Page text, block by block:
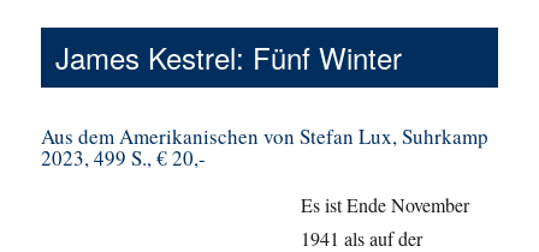
James Kestrel: Fünf Winter
Aus dem Amerikanischen von Stefan Lux, Suhrkamp
2023, 499 S., € 20,-
Es ist Ende November
1941 als auf der